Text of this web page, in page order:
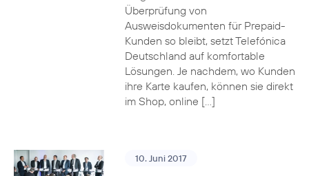
Überprüfung von
Ausweisdokumenten für Prepaid-
Kunden so bleibt, setzt Telefónica
Deutschland auf komfortable
Lösungen. Je nachdem, wo Kunden
ihre Karte kaufen, können sie direkt
im Shop, online […]
10. Juni 2017